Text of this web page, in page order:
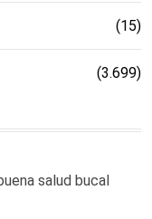
(15)
(3.699)
salud bucal